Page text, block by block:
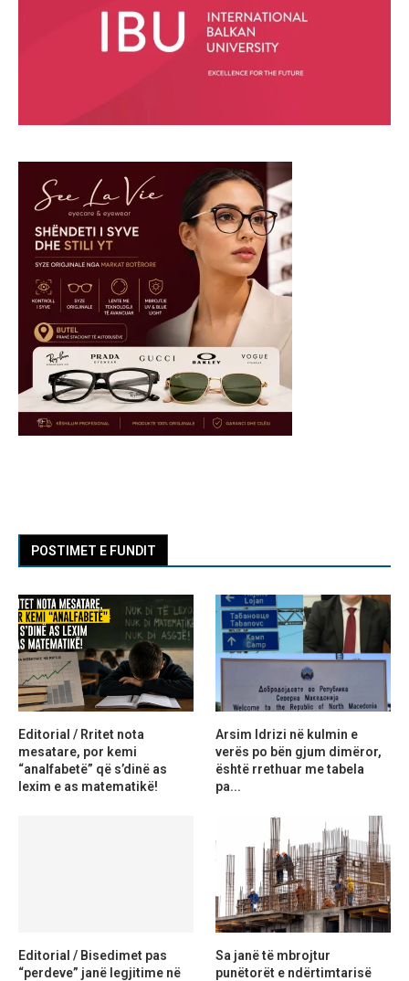
POSTIMET E FUNDIT
Editorial / Rritet nota
mesatare, por kemi
“analfabetë” që s’dinë as
lexim e as matematikë!
Arsim Idrizi në kulmin e
verës po bën gjum dimëror,
është rrethuar me tabela
pa...
Editorial / Bisedimet pas
“perdeve” janë legjitime në
Sa janë të mbrojtur
punëtorët e ndërtimtarisë